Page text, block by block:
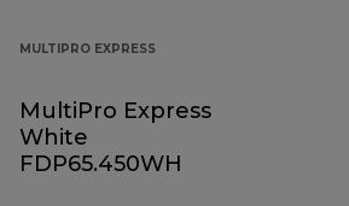
MULTIPRO EXPRESS
MultiPro Express
White
FDP65.450WH